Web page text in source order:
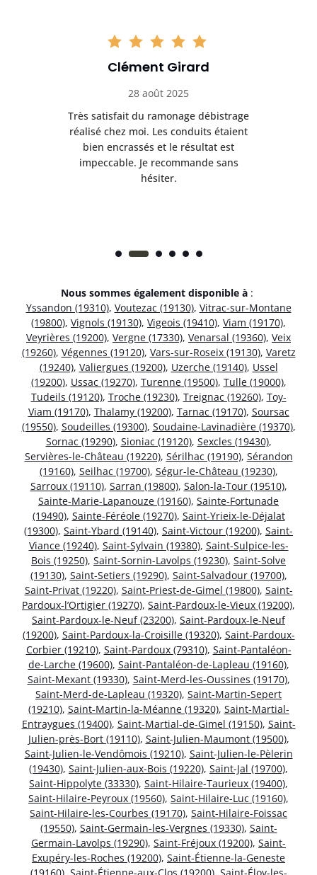
Clément Girard
28 août 2025
Très satisfait du ramonage débistrage
réalisé chez moi. Les conduits étaient
bien encrassés et le résultat est
impeccable. Je recommande sans
hésiter.
Nous sommes également disponible à :
Yssandon (19310), Voutezac (19130), Vitrac-sur-Montane
(19800), Vignols (19130), Vigeois (19410), Viam (19170),
Veyrières (19200), Vergne (17330), Venarsal (19360), Veix
(19260), Végennes (19120), Vars-sur-Roseix (19130), Varetz
(19240), Valiergues (19200), Uzerche (19140), Ussel
(19200), Ussac (19270), Turenne (19500), Tulle (19000),
Tudeils (19120), Troche (19230), Treignac (19260), Toy-
Viam (19170), Thalamy (19200), Tarnac (19170), Soursac
(19550), Soudeilles (19300), Soudaine-Lavinadière (19370),
Sornac (19290), Sioniac (19120), Sexcles (19430),
Servières-le-Château (19220), Sérilhac (19190), Sérandon
(19160), Seilhac (19700), Ségur-le-Château (19230),
Sarroux (19110), Sarran (19800), Salon-la-Tour (19510),
Sainte-Marie-Lapanouze (19160), Sainte-Fortunade
(19490), Sainte-Féréole (19270), Saint-Yrieix-le-Déjalat
(19300), Saint-Ybard (19140), Saint-Victour (19200), Saint-
Viance (19240), Saint-Sylvain (19380), Saint-Sulpice-les-
Bois (19250), Saint-Sornin-Lavolps (19230), Saint-Solve
(19130), Saint-Setiers (19290), Saint-Salvadour (19700),
Saint-Privat (19220), Saint-Priest-de-Gimel (19800), Saint-
Pardoux-l’Ortigier (19270), Saint-Pardoux-le-Vieux (19200),
Saint-Pardoux-le-Neuf (23200), Saint-Pardoux-le-Neuf
(19200), Saint-Pardoux-la-Croisille (19320), Saint-Pardoux-
Corbier (19210), Saint-Pardoux (79310), Saint-Pantaléon-
de-Larche (19600), Saint-Pantaléon-de-Lapleau (19160),
Saint-Mexant (19330), Saint-Merd-les-Oussines (19170),
Saint-Merd-de-Lapleau (19320), Saint-Martin-Sepert
(19210), Saint-Martin-la-Méanne (19320), Saint-Martial-
Entraygues (19400), Saint-Martial-de-Gimel (19150), Saint-
Julien-près-Bort (19110), Saint-Julien-Maumont (19500),
Saint-Julien-le-Vendômois (19210), Saint-Julien-le-Pèlerin
(19430), Saint-Julien-aux-Bois (19220), Saint-Jal (19700),
Saint-Hippolyte (33330), Saint-Hilaire-Taurieux (19400),
Saint-Hilaire-Peyroux (19560), Saint-Hilaire-Luc (19160),
Saint-Hilaire-les-Courbes (19170), Saint-Hilaire-Foissac
(19550), Saint-Germain-les-Vergnes (19330), Saint-
Germain-Lavolps (19290), Saint-Fréjoux (19200), Saint-
Exupéry-les-Roches (19200), Saint-Étienne-la-Geneste